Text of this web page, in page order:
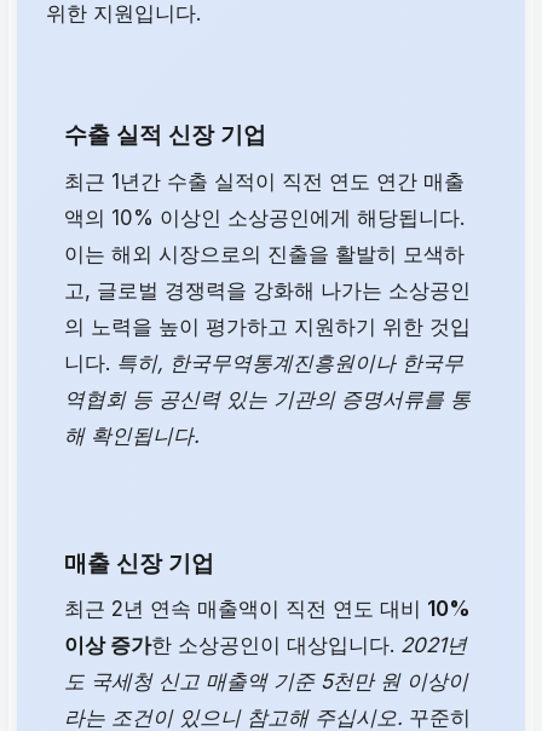
위한 지원입니다.
수출 실적 신장 기업
최근 1년간 수출 실적이 직전 연도 연간 매출
액의 10% 이상인 소상공인에게 해당됩니다.
이는 해외 시장으로의 진출을 활발히 모색하
고, 글로벌 경쟁력을 강화해 나가는 소상공인
의 노력을 높이 평가하고 지원하기 위한 것입
니다. 특히, 한국무역통계진흥원이나 한국무
역협회 등 공신력 있는 기관의 증명서류를 통
해 확인됩니다.
매출 신장 기업
최근 2년 연속 매출액이 직전 연도 대비 10%
이상 증가한 소상공인이 대상입니다. 2021년
도 국세청 신고 매출액 기준 5천만 원 이상이
라는 조건이 있으니 참고해 주십시오. 꾸준히